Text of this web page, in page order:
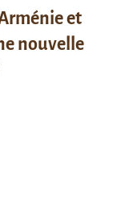
et
nouvelle